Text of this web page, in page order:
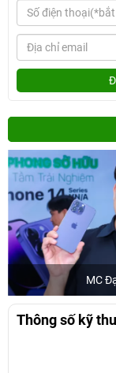
MC
Thông số kỹ